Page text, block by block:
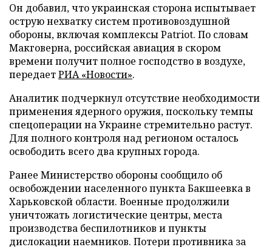
Он добавил, что украинская сторона испытывает
острую нехватку систем противовоздушной
обороны, включая комплексы Patriot. По словам
Макговерна, российская авиация в скором
времени получит полное господство в воздухе,
передаетРИА «Новости».
Аналитик подчеркнул отсутствие необходимости
применения ядерного оружия, поскольку темпы
спецоперации на Украине стремительно растут.
Для полного контроля над регионом осталось
освободить всего два крупных города.
Ранее Министерство обороны сообщило об
освобождении населенного пункта Бакшеевка в
Харьковской области. Военные продолжили
уничтожать логистические центры, места
производства беспилотников и пункты
дислокации наемников. Потери противника за